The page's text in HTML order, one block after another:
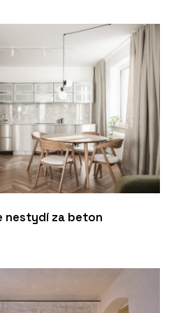
nestydí za beton